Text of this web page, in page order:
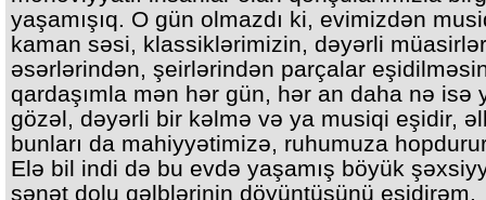
yaşamışıq. O gün olmazdı ki, evimizdən
kaman səsi, klassiklərimizin, dəyərli
əsərlərindən, şeirlərindən parçalar
qardaşımla mən hər gün, hər an daha nə isə
gözəl, dəyərli bir kəlmə və ya musiqi eşidir,
bunları da mahiyyətimizə, ruhumuza
Elə bil indi də bu evdə yaşamış böyük
sənət dolu qəlblərinin döyüntüsünü eşidirəm.